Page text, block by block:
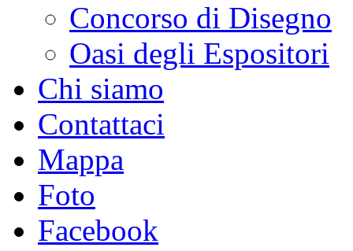
Concorso di Disegno
Oasi degli Espositori
Chi siamo
Contattaci
Mappa
Foto
Facebook